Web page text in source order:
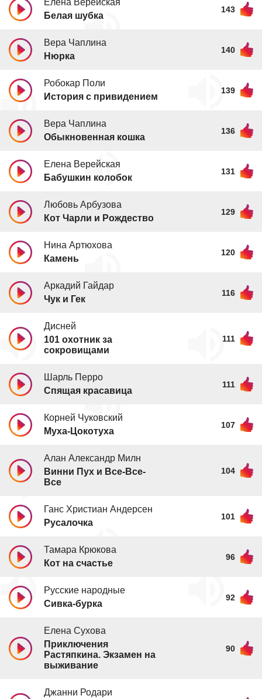
Елена Верейская
Белая шубка
143
Вера Чаплина
Нюрка
140
Робокар Поли
История с привидением
139
Вера Чаплина
Обыкновенная кошка
136
Елена Верейская
Бабушкин колобок
131
Любовь Арбузова
Кот Чарли и Рождество
129
Нина Артюхова
Камень
120
Аркадий Гайдар
Чук и Гек
116
Дисней
101 охотник за
сокровищами
111
Шарль Перро
Спящая красавица
111
Корней Чуковский
Муха-Цокотуха
107
Алан Александр Милн
Винни Пух и Все-Все-
Все
104
Ганс Христиан Андерсен
Русалочка
101
Тамара Крюкова
Кот на счастье
96
Русские народные
Сивка-бурка
92
Елена Сухова
Приключения
Растяпкина. Экзамен на
выживание
90
Джанни Родари